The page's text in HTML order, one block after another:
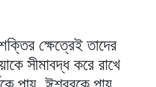
ক্ষেত্রেই তাদের
সীমাবদ্ধ করে রাখে